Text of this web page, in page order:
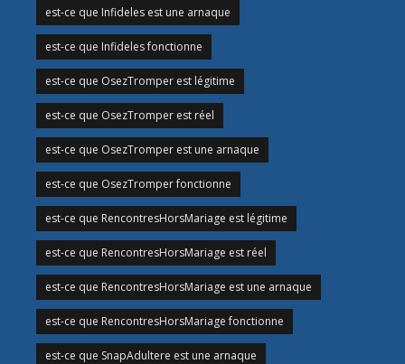
est-ce que Infideles est une arnaque
est-ce que Infideles fonctionne
est-ce que OsezTromper est légitime
est-ce que OsezTromper est réel
est-ce que OsezTromper est une arnaque
est-ce que OsezTromper fonctionne
est-ce que RencontresHorsMariage est légitime
est-ce que RencontresHorsMariage est réel
est-ce que RencontresHorsMariage est une arnaque
est-ce que RencontresHorsMariage fonctionne
est-ce que SnapAdultere est une arnaque